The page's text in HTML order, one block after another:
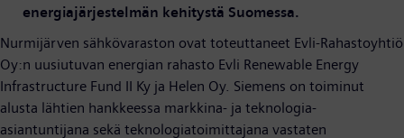
energiajärjestelmän kehitystä Suomessa.
Nurmijärven sähkövaraston ovat toteuttaneet Evli-Rahastoyhtiö
Oy:n uusiutuvan energian rahasto Evli Renewable Energy
Infrastructure Fund II Ky ja Helen Oy. Siemens on toiminut
alusta lähtien hankkeessa markkina- ja teknologia-
asiantuntijana sekä teknologiatoimittajana vastaten